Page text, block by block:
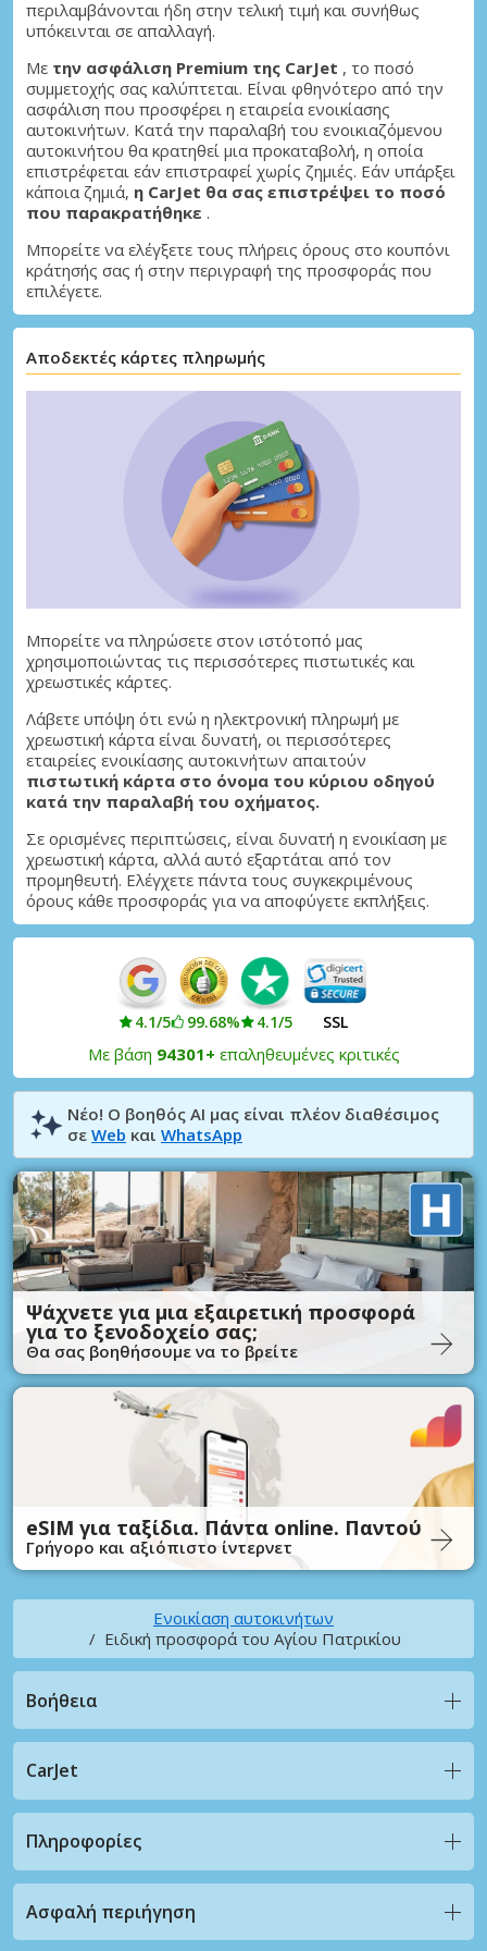
περιλαμβάνονται ήδη στην τελική τιμή και συνήθως
υπόκεινται σε απαλλαγή.
Με την ασφάλιση Premium της CarJet , το ποσό
συμμετοχής σας καλύπτεται. Είναι φθηνότερο από την
ασφάλιση που προσφέρει η εταιρεία ενοικίασης
αυτοκινήτων. Κατά την παραλαβή του ενοικιαζόμενου
αυτοκινήτου θα κρατηθεί μια προκαταβολή, η οποία
επιστρέφεται εάν επιστραφεί χωρίς ζημιές. Εάν υπάρξει
κάποια ζημιά, η CarJet θα σας επιστρέψει το ποσό
που παρακρατήθηκε .
Μπορείτε να ελέγξετε τους πλήρεις όρους στο κουπόνι
κράτησής σας ή στην περιγραφή της προσφοράς που
επιλέγετε.
Αποδεκτές κάρτες πληρωμής
Μπορείτε να πληρώσετε στον ιστότοπό μας
χρησιμοποιώντας τις περισσότερες πιστωτικές και
χρεωστικές κάρτες.
Λάβετε υπόψη ότι ενώ η ηλεκτρονική πληρωμή με
χρεωστική κάρτα είναι δυνατή, οι περισσότερες
εταιρείες ενοικίασης αυτοκινήτων απαιτούν
πιστωτική κάρτα στο όνομα του κύριου οδηγού
κατά την παραλαβή του οχήματος.
Σε ορισμένες περιπτώσεις, είναι δυνατή η ενοικίαση με
χρεωστική κάρτα, αλλά αυτό εξαρτάται από τον
προμηθευτή. Ελέγχετε πάντα τους συγκεκριμένους
όρους κάθε προσφοράς για να αποφύγετε εκπλήξεις.
4.1/5 99.68% 4.1/5 SSL
Με βάση 94301+ επαληθευμένες κριτικές
Νέο! Ο βοηθός AI μας είναι πλέον διαθέσιμος
σε Web και WhatsApp
Ψάχνετε για μια εξαιρετική προσφορά
για το ξενοδοχείο σας;
Θα σας βοηθήσουμε να το βρείτε
eSIM για ταξίδια. Πάντα online. Παντού
Γρήγορο και αξιόπιστο ίντερνετ
Ενοικίαση αυτοκινήτων
Ειδική προσφορά του Αγίου Πατρικίου
Βοήθεια
CarJet
Πληροφορίες
Ασφαλή περιήγηση